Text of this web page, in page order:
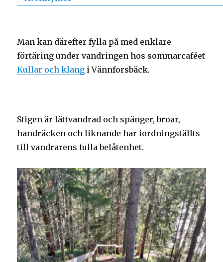
Man kan därefter fylla på med enklare
förtäring under vandringen hos sommarcaféet
Kullar och klang i Vännforsbäck.
Stigen är lättvandrad och spänger, broar,
handräcken och liknande har iordningställts
till vandrarens fulla belåtenhet.